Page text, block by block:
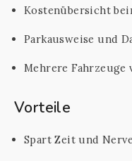
Kostenübersicht
Parkausweise und
Mehrere Fahrzeuge
Vorteile
Spart Zeit und